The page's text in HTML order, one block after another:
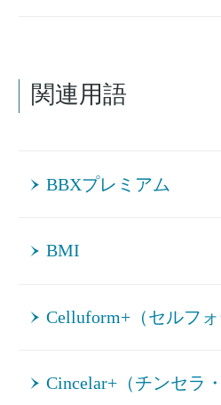
関連用語
BBXプレミアム
BMI
Celluform+（セルフォ
Cincelar+（チンセラ